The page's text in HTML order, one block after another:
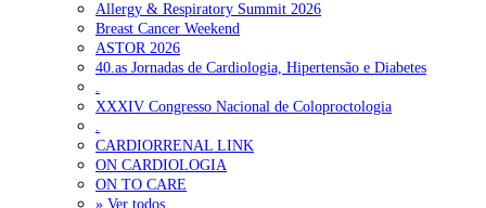
Allergy & Respiratory Summit 2026
Breast Cancer Weekend
ASTOR 2026
40.as Jornadas de Cardiologia, Hipertensão e Diabetes
.
XXXIV Congresso Nacional de Coloproctologia
.
CARDIORRENAL LINK
ON CARDIOLOGIA
ON TO CARE
» Ver todos